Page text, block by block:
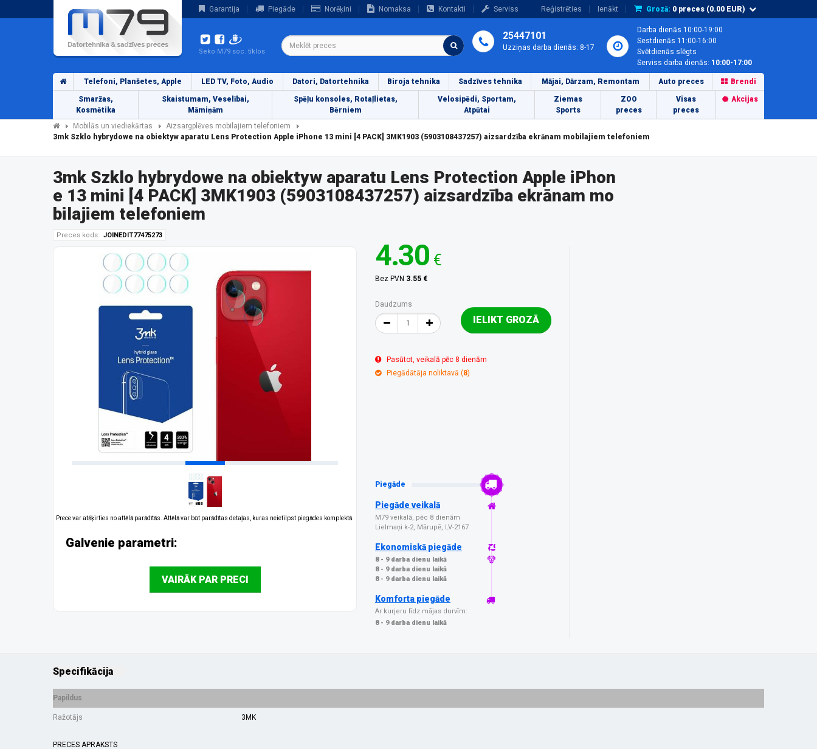
Garantija Piegāde Norēķini Nomaksa Kontakti Serviss Reģistrēties Ienākt Grozā: 0 preces (0.00 EUR)
Seko M79 soc. tīklos
25447101
Uzziņas darba dienās: 8-17
Darba dienās 10:00-19:00
Sestdienās 11:00-16:00
Svētdienās slēgts
Serviss darba dienās: 10:00-17:00
Telefoni, Planšetes, Apple LED TV, Foto, Audio Datori, Datortehnika Biroja tehnika Sadzīves tehnika Mājai, Dārzam, Remontam Auto preces Brendi
Smaržas,
Kosmētika
Skaistumam, Veselībai,
Māmiņām
Spēļu konsoles, Rotaļlietas,
Bērniem
Velosipēdi, Sportam,
Atpūtai
Ziemas
Sports
ZOO
preces
Visas
preces
Akcijas
Mobilās un viediekārtas
Aizsargplēves mobilajiem telefoniem
3mk Szklo hybrydowe na obiektyw aparatu Lens Protection Apple iPhone 13 mini [4 PACK] 3MK1903 (5903108437257) aizsardzība ekrānam mobilajiem telefoniem
3mk Szklo hybrydowe na obiektyw aparatu Lens Protection Apple iPhon
e 13 mini [4 PACK] 3MK1903 (5903108437257) aizsardzība ekrānam mo
bilajiem telefoniem
Preces kods: JOINEDIT77475273
Prece var atšķirties no attēlā parādītās. Attēlā var būt parādītas detaļas, kuras neietilpst piegādes komplektā.
Galvenie parametri:
VAIRĀK PAR PRECI
4.30 €
Bez PVN 3.55 €
Daudzums
IELIKT GROZĀ
Pasūtot, veikalā pēc 8 dienām
Piegādātāja noliktavā (8)
Piegāde
Piegāde veikalā
M79 veikalā, pēc 8 dienām
Lielmaņi k-2, Mārupē, LV-2167
Ekonomiskā piegāde
8 - 9 darba dienu laikā
8 - 9 darba dienu laikā
8 - 9 darba dienu laikā
Komforta piegāde
Ar kurjeru līdz mājas durvīm:
8 - 9 darba dienu laikā
Specifikācija
Papildus
Ražotājs 3MK
PRECES APRAKSTS